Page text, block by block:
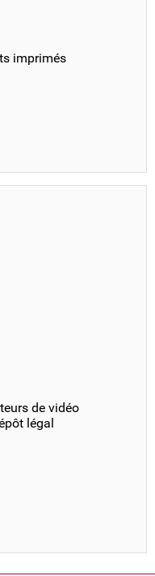
imprimés
de vidéo
légal